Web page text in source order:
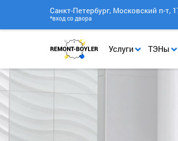
Услуги ТЭНы
Санкт-Петербург, Московский п-т,
*вход со двора